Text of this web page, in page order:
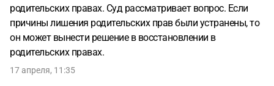
родительских правах. Суд рассматривает вопрос. Если
причины лишения родительских прав были устранены, то
он может вынести решение в восстановлении в
родительских правах.
17 апреля, 11:35